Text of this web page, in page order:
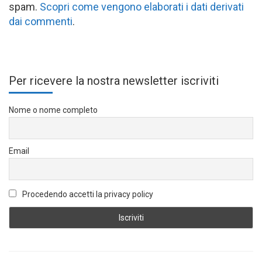
spam. Scopri come vengono elaborati i dati derivati
dai commenti.
Per ricevere la nostra newsletter iscriviti
Nome o nome completo
Email
Procedendo accetti la privacy policy